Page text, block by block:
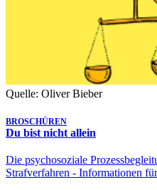
Quelle: Oliver Bieber
BROSCHÜREN
Du bist nicht allein
Die psychosoziale
Strafverfahren - Informationen